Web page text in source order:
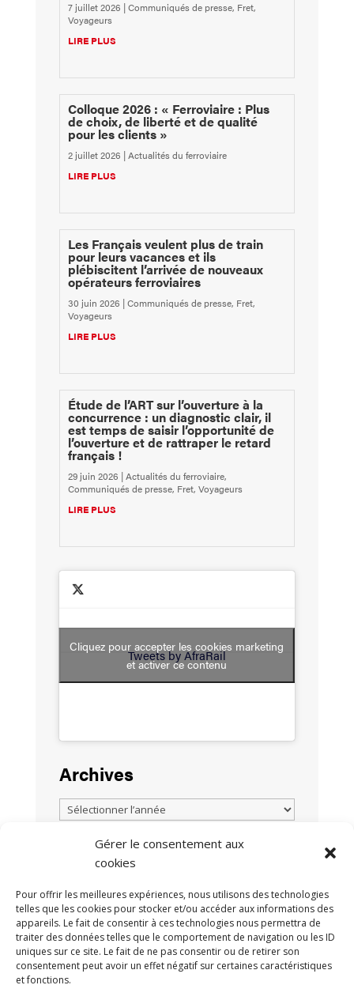
Gérer le consentement aux
cookies
Pour offrir les meilleures expériences, nous utilisons des technologies
telles que les cookies pour stocker et/ou accéder aux informations des
appareils. Le fait de consentir à ces technologies nous permettra de
traiter des données telles que le comportement de navigation ou les ID
uniques sur ce site. Le fait de ne pas consentir ou de retirer son
consentement peut avoir un effet négatif sur certaines caractéristiques
et fonctions.
7 juillet 2026 |Communiqués de presse, Fret,
Voyageurs
LIRE PLUS
Colloque 2026 : « Ferroviaire : Plus
de choix, de liberté et de qualité
pour les clients »
2 juillet 2026 |Actualités du ferroviaire
LIRE PLUS
Les Français veulent plus de train
pour leurs vacances et ils
plébiscitent l’arrivée de nouveaux
opérateurs ferroviaires
30 juin 2026 |Communiqués de presse, Fret,
Voyageurs
LIRE PLUS
Étude de l’ART sur l’ouverture à la
concurrence : un diagnostic clair, il
est temps de saisir l’opportunité de
l’ouverture et de rattraper le retard
français !
29 juin 2026 |Actualités du ferroviaire,
Communiqués de presse, Fret, Voyageurs
LIRE PLUS
Tweets by AfraRail
Cliquez pour accepter les cookies marketing
et activer ce contenu
Archives
TOUTES LES ACTUALITÉS